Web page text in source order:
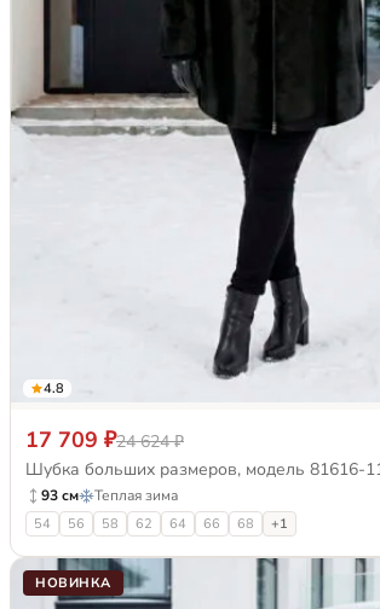
4.8
17 709 ₽24 624 ₽
Шубка больших размеров, модель 81616-
93 см Теплая зима
54 56 58 62 64 66 68 +1
НОВИНКА